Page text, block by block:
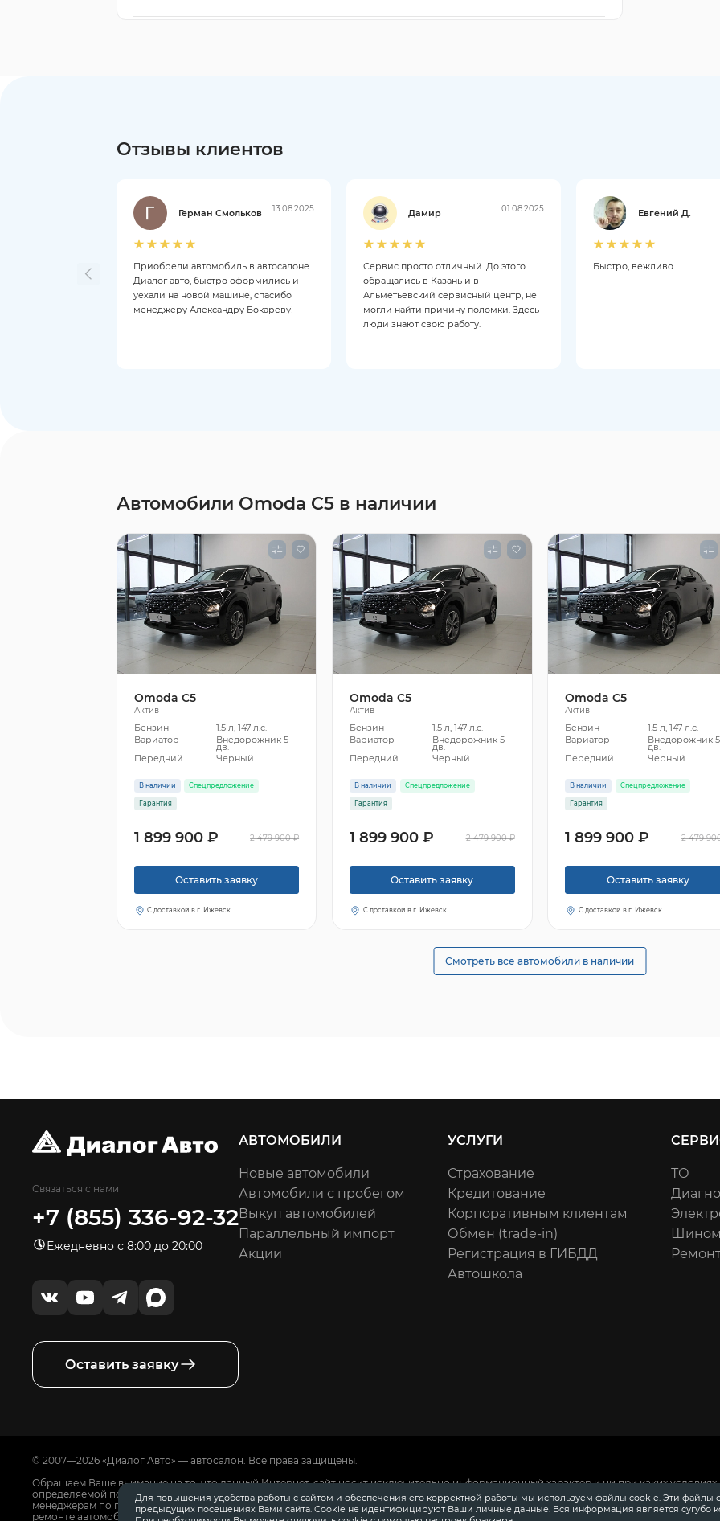
Отзывы клиентов
Герман Смольков 13.08.2025
Приобрели автомобиль в автосалоне
Диалог авто, быстро оформились и
уехали на новой машине, спасибо
менеджеру Александру Бокареву!
Дамир 01.08.2025
Сервис просто отличный. До этого
обращались в Казань и в
Альметьевский сервисный центр, не
могли найти причину поломки. Здесь
люди знают свою работу.
Евгений Д.
Быстро, вежливо
Автомобили Omoda C5 в наличии
Omoda C5
Актив
Бензин
1.5 л, 147 л.с.
Вариатор
Внедорожник 5
дв.
Передний
Черный
В наличии Спецпредложение
Гарантия
1 899 900 ₽ 2 479 900 ₽
Оставить заявку
С доставкой в г. Ижевск
Omoda C5
Актив
Бензин
1.5 л, 147 л.с.
Вариатор
Внедорожник 5
дв.
Передний
Черный
В наличии Спецпредложение
Гарантия
1 899 900 ₽ 2 479 900 ₽
Оставить заявку
С доставкой в г. Ижевск
Omoda C5
Актив
Бензин
1.5 л, 147 л.с.
Вариатор
Внедорожник 5
дв.
Передний
Черный
В наличии Спецпредложение
Гарантия
1 899 900 ₽ 2 479
Оставить заявку
С доставкой в г. Ижевск
Смотреть все автомобили в наличии
Связаться с нами
+7 (855) 336-92-32
Ежедневно с 8:00 до 20:00
Оставить заявку
АВТОМОБИЛИ
Новые автомобили
Автомобили с пробегом
Выкуп автомобилей
Параллельный импорт
Акции
УСЛУГИ
Страхование
Кредитование
Корпоративным клиентам
Обмен (trade-in)
Регистрация в ГИБДД
Автошкола
ТО
© 2007—2026 «Диалог Авто» — автосалон. Все права защищены.
Обращаем Ваше внимание на то, что данный Интернет-сайт носит исключительно информационный характер и ни при каких условиях
определяемой положениями Статьи 437 Гражданского Кодекса Российской Федерации.Для получения подробной информации о
менеджерам по продажам автосалонов Диалог Авто. Для получения информации о приобретении автомобилей в кредит,
ремонте автомобилей, запасных частях, дополнительном оборудовании, аксессуарах также обращайтесь к специалистам
Для повышения удобства работы с сайтом и обеспечения его корректной работы мы используем файлы cookie. Эти файлы
предыдущих посещениях Вами сайта. Cookie не идентифицируют Ваши личные данные. Вся информация является сугубо